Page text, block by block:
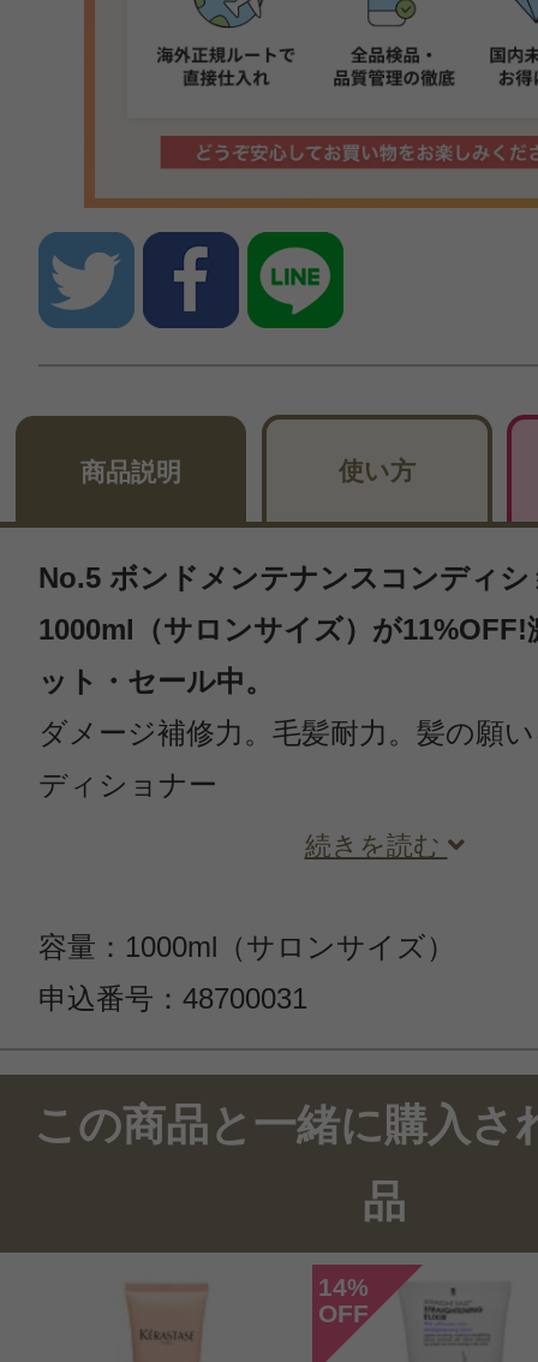
商品説明 使い方
No.5 ボンドメンテナンスコンディシ
1000ml（サロンサイズ）が11%OFF!
ット・セール中。
ダメージ補修力。毛髪耐力。髪の願
ディショナー
続きを読む
容量：1000ml（サロンサイズ）
申込番号：48700031
この商品のクチコミ
24件のレビュー
投稿日：2023年09月
この商品と一緒に購入さ
品
14%
OFF